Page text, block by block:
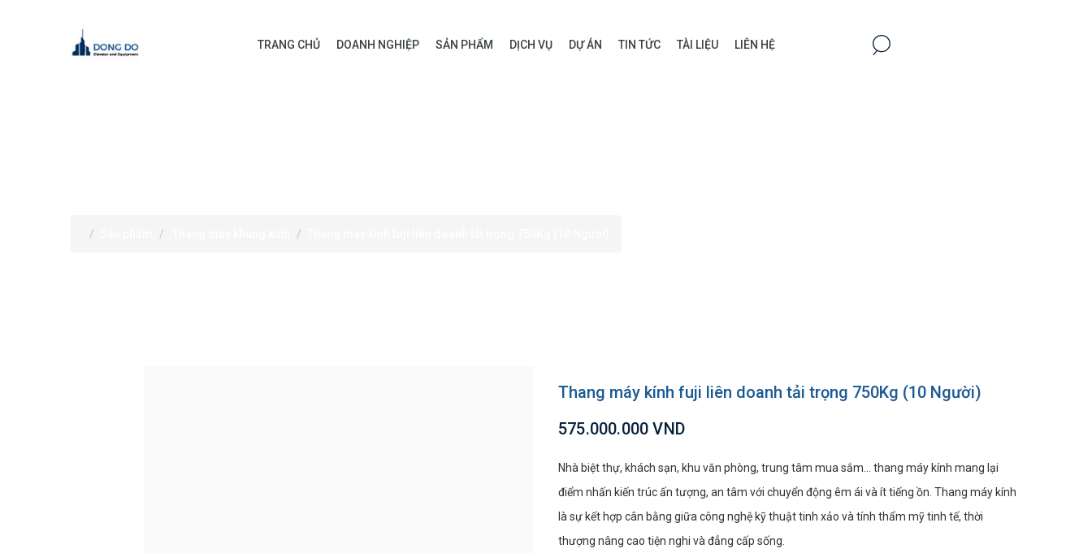
TRANG CHỦ DOANH NGHIỆP SẢN PHẨM DỊCH VỤ DỰ ÁN TIN TỨC TÀI LIỆU LIÊN HỆ
Thang máy kính fuji liên doanh tải trọng 750Kg (10 Người)
575.000.000 VND
Nhà biệt thự, khách sạn, khu văn phòng, trung tâm mua sắm... thang máy kính mang lại
điểm nhấn kiến trúc ấn tượng, an tâm với chuyển động êm ái và ít tiếng ồn. Thang máy kính
là sự kết hợp cân bằng giữa công nghệ kỹ thuật tinh xảo và tính thẩm mỹ tinh tế, thời
thượng nâng cao tiện nghi và đẳng cấp sống.